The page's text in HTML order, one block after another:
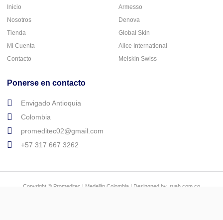
Inicio
Nosotros
Tienda
Mi Cuenta
Contacto
Armesso
Denova
Global Skin
Alice International
Meiskin Swiss
Ponerse en contacto
Envigado Antioquia
Colombia
promeditec02@gmail.com
+57 317 667 3262
Copyright © Promeditec | Medellín Colombia | Desingned by ruah.com.co